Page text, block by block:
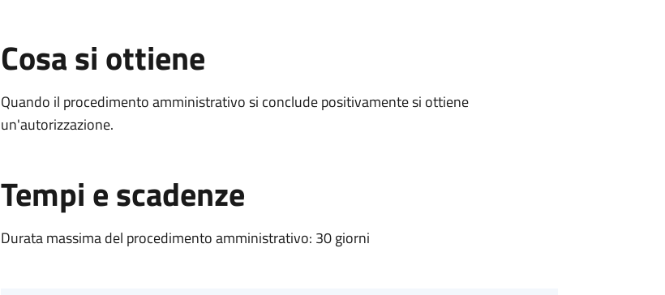
Cosa si ottiene
Quando il procedimento amministrativo si conclude positivamente si ottiene
un'autorizzazione.
Tempi e scadenze
Durata massima del procedimento amministrativo: 30 giorni